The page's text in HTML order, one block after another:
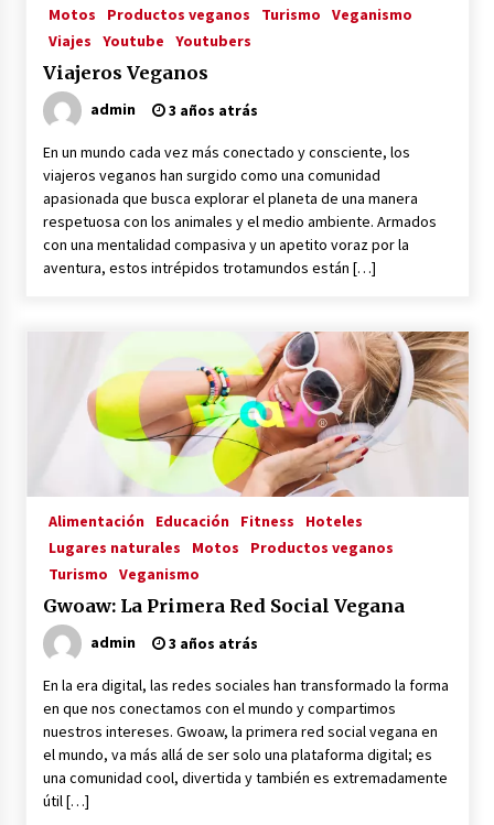
Vegetal
3 años atrás
3 años atrás
Empresas Veganas: Las Novedades Globales en
Viajar en moto por Colombia
3 años atrás
El Evento de Fitness Vegano más Importante
del Mundo
3 años atrás
RED VEGANA
3 años atrás
Viaja, Graba, Triunfa: Cómo ser un YouTuber
Viajero y Vivir de tu Pasión
Motos
Productos veganos Turismo
Veganismo
Viajes
Youtube Youtubers
Viajeros Veganos
admin 3 años atrás
En un mundo cada vez más conectado y consciente, los
viajeros veganos han surgido como una comunidad
apasionada que busca explorar el planeta de una manera
respetuosa con los animales y el medio ambiente. Armados
con una mentalidad compasiva y un apetito voraz por la
aventura, estos intrépidos trotamundos están […]
Alimentación Educación Fitness
Hoteles
Lugares naturales
Motos
Productos veganos
Turismo
Veganismo
Gwoaw: La Primera Red Social Vegana
admin 3 años atrás
En la era digital, las redes sociales han transformado la forma
en que nos conectamos con el mundo y compartimos
nuestros intereses. Gwoaw, la primera red social vegana en
el mundo, va más allá de ser solo una plataforma digital; es
una comunidad cool, divertida y también es extremadamente
útil […]